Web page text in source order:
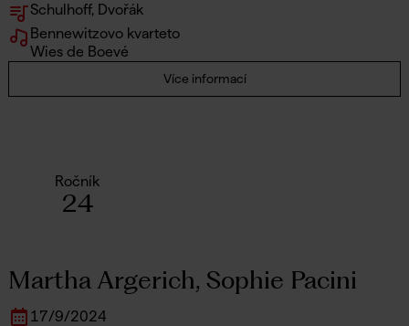
Schulhoff, Dvořák
Bennewitzovo kvarteto
Wies de Boevé
Více informací
Ročník
24
Martha Argerich, Sophie Pacini
17/9/2024